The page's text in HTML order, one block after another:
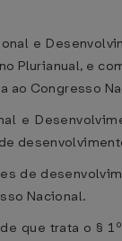
e
Plurianual, e
Congresso
e
de
Nacional.
que trata o